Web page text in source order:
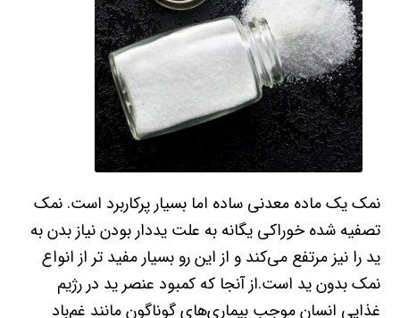
نمک یک ماده معدنی ساده اما بسیار پرکاربرد است. نمک
تصفیه شده خوراکی یگانه به علت یددار بودن نیاز بدن به
ید را نیز مرتفع می‌کند و از این رو بسیار مفید تر از انواع
نمک بدون ید است.از آنجا که کمبود عنصر ید در رژیم
غذایی انسان موجب بیماری‌های گوناگون مانند غم‌باد